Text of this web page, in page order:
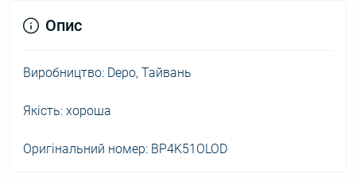
Опис
Виробництво: Depo, Тайвань
Якість: хороша
Оригінальний номер: BP4K51OLOD